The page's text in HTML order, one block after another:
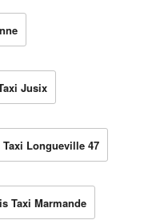
Jusix
Taxi Longueville 47
Taxi Marmande